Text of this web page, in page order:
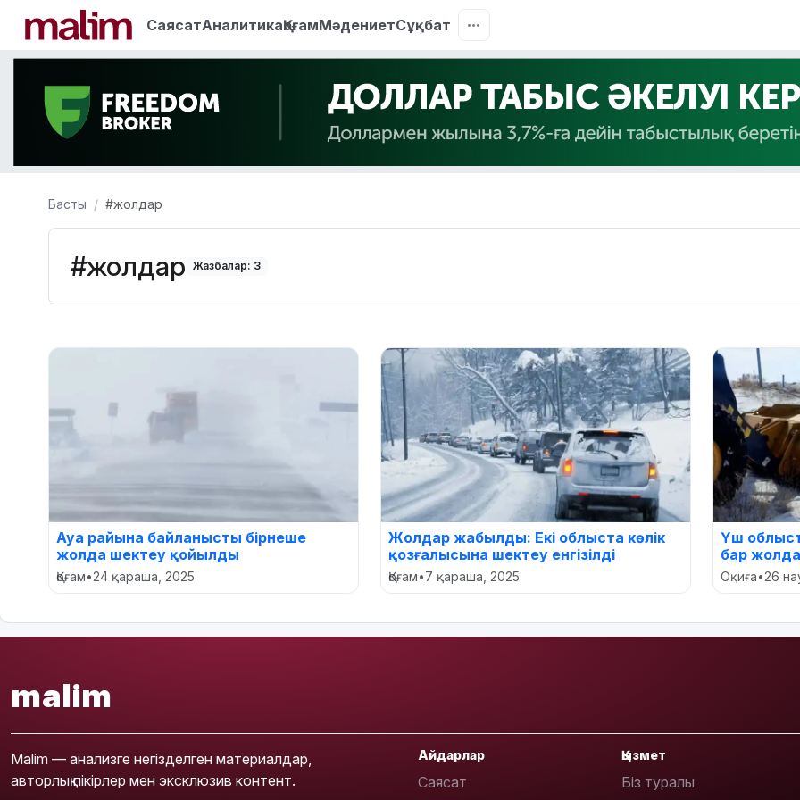
СаясатАналитикаҚоғамМәдениетСұқбат
Басты #жолдар
#жолдар Жазбалар: 3
Ауа райына байланысты бірнеше
жолда шектеу қойылды
Қоғам•24 қараша, 2025
Жолдар жабылды: Екі облыста көлік
қозғалысына шектеу енгізілді
Қоғам•7 қараша, 2025
Үш
бар
Оқиға•26
malim
Malim — анализге негізделген материалдар,
авторлық пікірлер мен эксклюзив контент.
Айдарлар
Саясат
Қызмет
Біз туралы